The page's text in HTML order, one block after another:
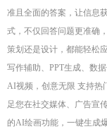
准且全面的答案，让信息
式，不仅回答问题更准确
策划还是设计，都能轻松
写作辅助、PPT生成、数
AI视频，创意无限 支持热
足您在社交媒体、广告宣
的AI绘画功能，一键生成